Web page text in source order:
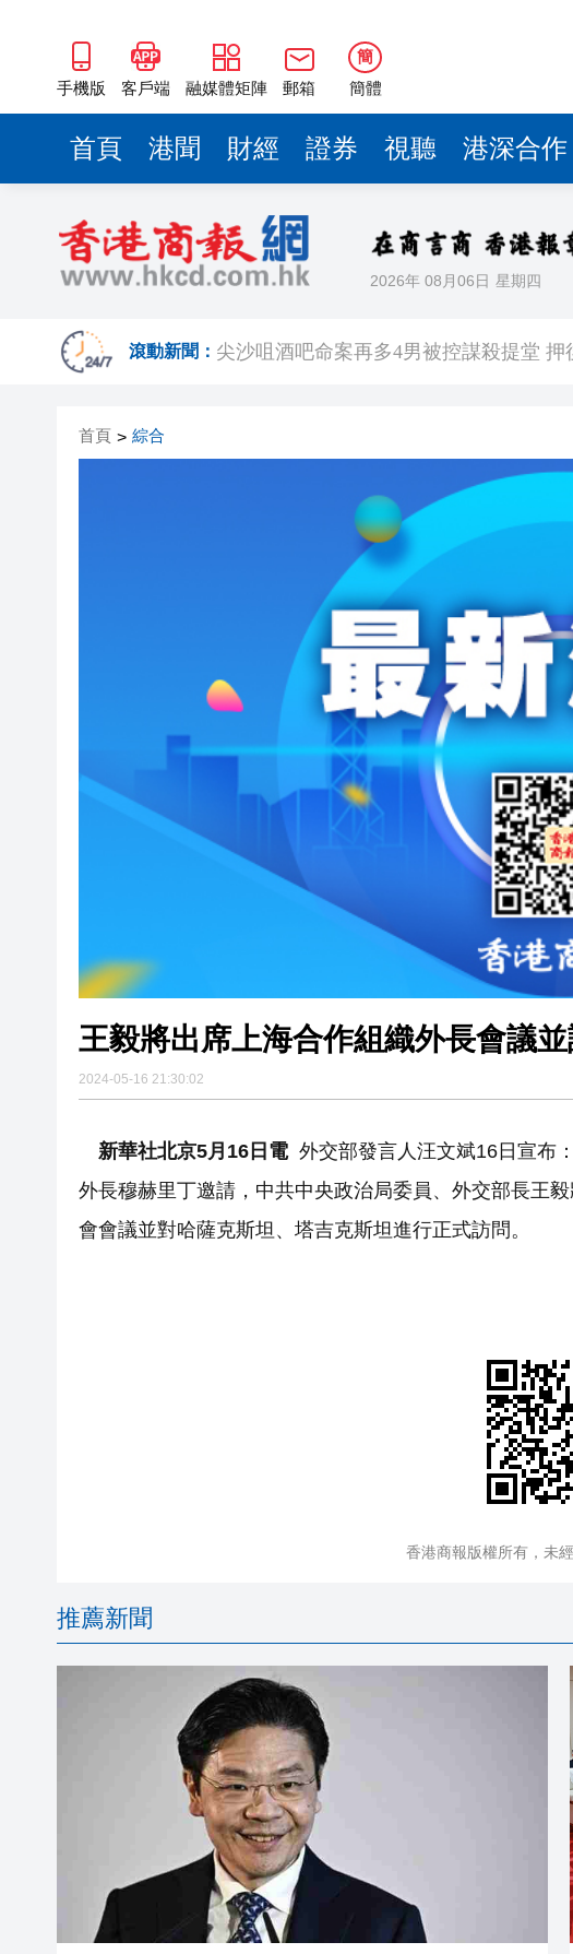
手機版 客戶端 融媒體矩陣 郵箱
簡
簡體
首頁 港聞 財經 證券 視聽 港深合作
2026年 08月06日 星期四
滾動新聞： 尖沙咀酒吧命案再多4男被控謀殺提堂 押
周杰倫方回應私生子傳聞：刻意影射、
在澳門的士拾獲相機及電池據為己有 港
有片｜油麻地私家車突後退釀3車串燒
有片丨香港填詞人黎彼得離世 享年76歲
首頁 > 綜合
王毅將出席上海合作組織外長會議
2024-05-16 21:30:02
新華社北京5月16日電外交部發言人汪文斌16日宣布
外長穆赫里丁邀請，中共中央政治局委員、外交部長王
會會議並對哈薩克斯坦、塔吉克斯坦進行正式訪問。
香港商報版權所有，未
推薦新聞